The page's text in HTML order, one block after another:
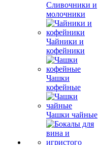
Сливочники и
молочники
Чайники и
кофейники
Чашки
кофейные
Чашки чайные